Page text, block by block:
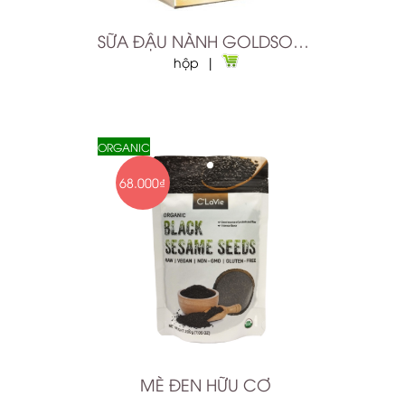
SỮA ĐẬU NÀNH GOLDSOY GIÀU ĐẠM KHÔNG ĐƯỜNG 1L
hộp |
ORGANIC
68.000₫
MÈ ĐEN HỮU CƠ